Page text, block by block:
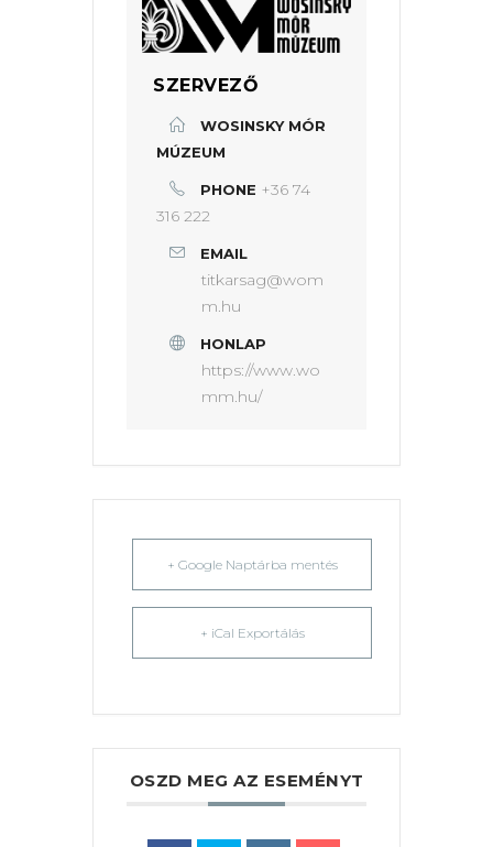
SZERVEZŐ
WOSINSKY MÓR
MÚZEUM
PHONE +36 74
316 222
EMAIL
titkarsag@wom
m.hu
HONLAP
https://www.wo
mm.hu/
+ Google Naptárba mentés
+ iCal Exportálás
OSZD MEG AZ ESEMÉNYT